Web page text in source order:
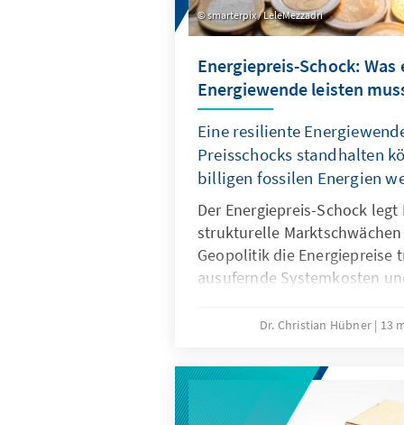
smarterpix / LeleMezzadri
Energiepreis-Schock:
Energiewende leisten
Eine resiliente
Preisschocks standhalten
billigen fossilen Energien
Der Energiepreis-Schock
strukturelle Marktschwächen
Geopolitik die Energiepreise
ausufernde Systemkosten
Energiewende wirkt dem
lässt sich unser
verhindert, dass Klimaschutz
wertvoller Wertschöpfung
Dr. Christian Hübner 13